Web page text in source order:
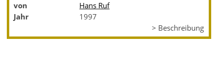
von
Hans Ruf
Jahr
1997
> Beschreibung